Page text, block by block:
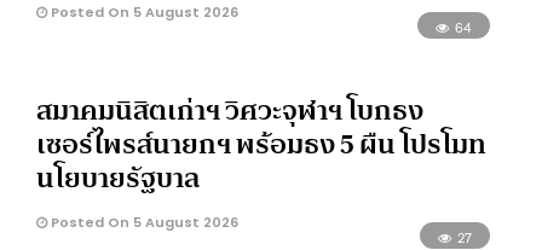
Posted On 5 August 2026
64
สมาคมนิสิตเก่าฯ วิศวะจุฬาฯ โบกธง
เซอร์ไพรส์นายกฯ พร้อมธง 5 ผืน โปรโมท
นโยบายรัฐบาล
Posted On 5 August 2026
27